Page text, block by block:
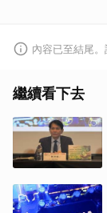
內容已至結尾。
繼續看下去